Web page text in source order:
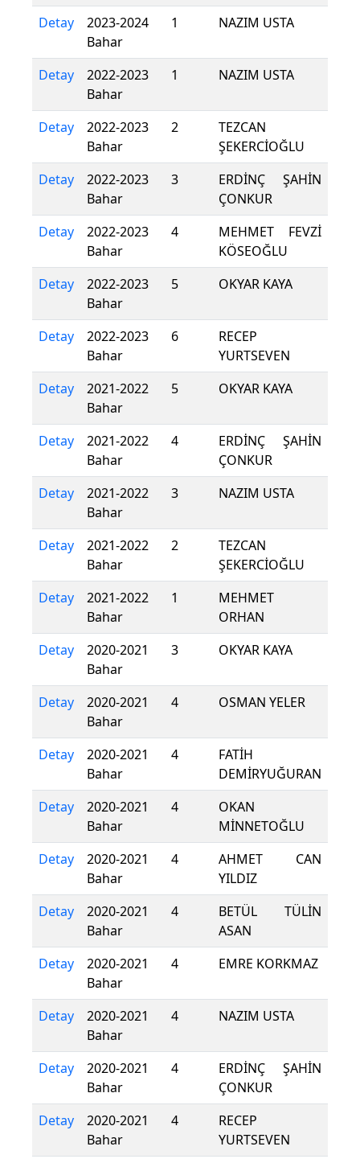
Detay
2023-2024
Bahar
1 NAZIM USTA
Detay
2022-2023
Bahar
1 NAZIM USTA
Detay
2022-2023
Bahar
2
TEZCAN
ŞEKERCİOĞLU
Detay
2022-2023
Bahar
3
ERDİNÇ ŞAHİN
ÇONKUR
Detay
2022-2023
Bahar
4
MEHMET FEVZİ
KÖSEOĞLU
Detay
2022-2023
Bahar
5 OKYAR KAYA
Detay
2022-2023
Bahar
6
RECEP
YURTSEVEN
Detay
2021-2022
Bahar
5 OKYAR KAYA
Detay
2021-2022
Bahar
4
ERDİNÇ ŞAHİN
ÇONKUR
Detay
2021-2022
Bahar
3 NAZIM USTA
Detay
2021-2022
Bahar
2
TEZCAN
ŞEKERCİOĞLU
Detay
2021-2022
Bahar
1
MEHMET
ORHAN
Detay
2020-2021
Bahar
3 OKYAR KAYA
Detay
2020-2021
Bahar
4 OSMAN YELER
Detay
2020-2021
Bahar
4
FATİH
DEMİRYUĞURAN
Detay
2020-2021
Bahar
4
OKAN
MİNNETOĞLU
Detay
2020-2021
Bahar
4
AHMET CAN
YILDIZ
Detay
2020-2021
Bahar
4
BETÜL TÜLİN
ASAN
Detay
2020-2021
Bahar
4 EMRE KORKMAZ
Detay
2020-2021
Bahar
4 NAZIM USTA
Detay
2020-2021
Bahar
4
ERDİNÇ ŞAHİN
ÇONKUR
Detay
2020-2021
Bahar
4
RECEP
YURTSEVEN